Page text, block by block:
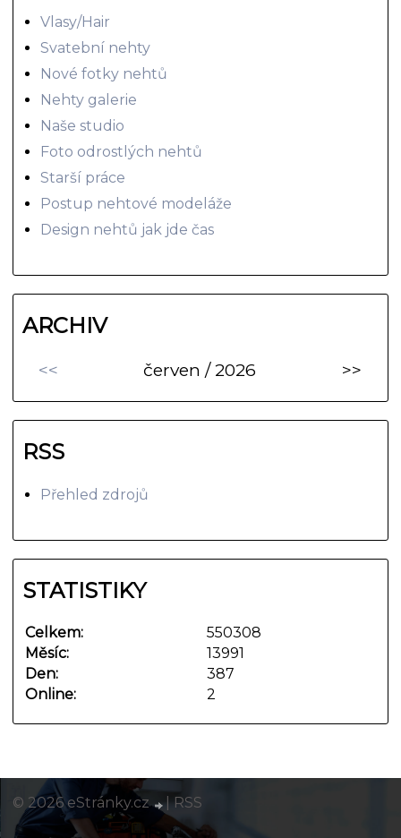
Vlasy/Hair
Svatební nehty
Nové fotky nehtů
Nehty galerie
Naše studio
Foto odrostlých nehtů
Starší práce
Postup nehtové modeláže
Design nehtů jak jde čas
ARCHIV
<< červen / 2026 >>
RSS
Přehled zdrojů
STATISTIKY
Online: 2
Celkem:
550308
Měsíc:
13991
Den:
387
© 2026 eStránky.cz |RSS